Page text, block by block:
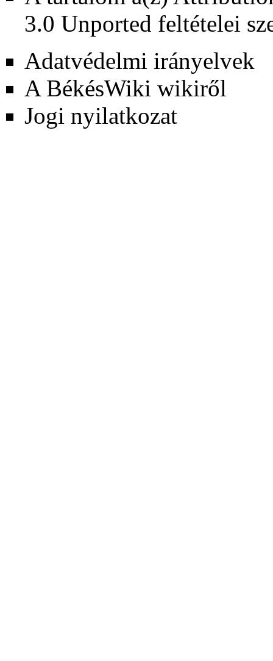
3.0 Unported feltételei
Adatvédelmi irányelvek
A BékésWiki wikiről
Jogi nyilatkozat